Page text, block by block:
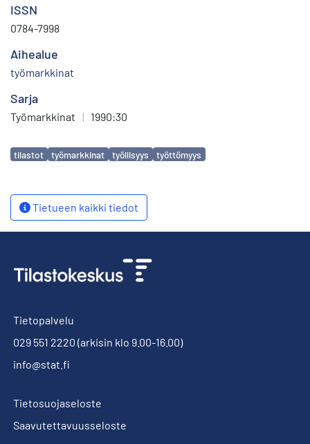
ISSN
0784-7998
Aihealue
työmarkkinat
Sarja
Työmarkkinat | 1990:30
Avainsanat
tilastot työmarkkinat työllisyys työttömyys
Tietueen kaikki tiedot
Tietopalvelu
029 551 2220 (arkisin klo 9.00-16.00)
info@stat.fi
Tietosuojaseloste
Saavutettavuusseloste